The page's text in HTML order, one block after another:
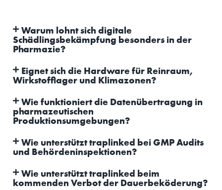
Warum lohnt sich digitale
Schädlingsbekämpfung besonders in der
Pharmazie?
Eignet sich die Hardware für Reinraum,
Wirkstofflager und Klimazonen?
Wie funktioniert die Datenübertragung in
pharmazeutischen
Produktionsumgebungen?
Wie unterstützt traplinked bei GMP Audits
und Behördeninspektionen?
Wie unterstützt traplinked beim
kommenden Verbot der Dauerbeköderung?